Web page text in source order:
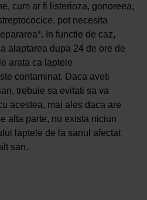
cum ar fi listerioza, gonoreea,
pot necesita
In functie de caz,
alaptarea dupa 24 de ore de
arata ca laptele
contaminat. Daca aveti
trebuie sa evitati sa va
acestea, mai ales daca are
alta parte, nu exista niciun
laptele de la sanul afectat
san.